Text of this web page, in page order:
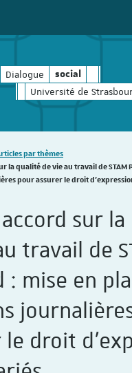
Dialogue social
social
Université de
le menu
par thèmes
la qualité de vie au travail de STAM
pour assurer le droit
sur
travail de
: mise en
le droit